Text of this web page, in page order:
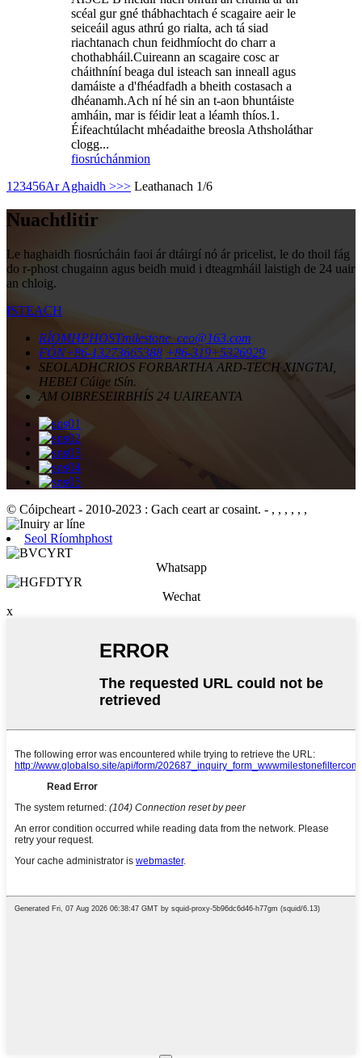
scéal gur gné thábhachtach é scagaire aeir le
seiceáil agus athrú go rialta, ach tá siad
riachtanach chun feidhmíocht do charr a
chothabháil.Cuireann an scagaire cosc ​​ar
cháithníní beaga dul isteach san inneall agus
damáiste a d'fhéadfadh a bheith costasach a
dhéanamh.Ach ní hé sin an t-aon bhuntáiste
amháin, mar is féidir leat a léamh thíos.1.
Éifeachtúlacht mhéadaithe breosla Athsholáthar
clogg...
fiosrúchánmion
1 23456Ar Aghaidh >>> Leathanach 1/6
Nuachtlitir
Le haghaidh fiosrúcháin faoi ár dtáirgí nó ár pricelist, le do thoil fág
do r-phost chugainn agus beidh muid i dteagmháil laistigh de 24 uair
an chloig.
ISTEACH
RÍOMHPHOSTmilestone_ceo@163.com
FÓN+86-13273665388 +86-319+5326929
SEOLADHCRIOS FORBARTHA ARD-TECH XINGTAI,
HEBEI Cúige tSín.
AM OIBRESEIRBHÍS 24 UAIREANTA
© Cóipcheart - 2010-2023 : Gach ceart ar cosaint. - , , , , , ,
Seol Ríomhphost
Whatsapp
Wechat
x